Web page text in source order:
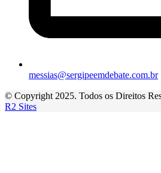
messias@sergipeemdebate.com.br
© Copyright 2025. Todos os Direitos
R2 Sites